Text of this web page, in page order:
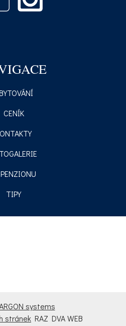
CENÍK
TIPY
systems
stránek RAZ DVA WEB